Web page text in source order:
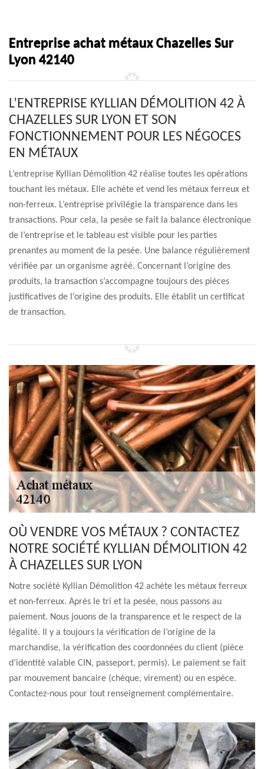
Entreprise achat métaux Chazelles Sur
Lyon 42140
L’ENTREPRISE KYLLIAN DÉMOLITION 42 À
CHAZELLES SUR LYON ET SON
FONCTIONNEMENT POUR LES NÉGOCES
EN MÉTAUX
L’entreprise Kyllian Démolition 42 réalise toutes les opérations
touchant les métaux. Elle achète et vend les métaux ferreux et
non-ferreux. L’entreprise privilégie la transparence dans les
transactions. Pour cela, la pesée se fait la balance électronique
de l’entreprise et le tableau est visible pour les parties
prenantes au moment de la pesée. Une balance régulièrement
vérifiée par un organisme agréé. Concernant l’origine des
produits, la transaction s’accompagne toujours des pièces
justificatives de l’origine des produits. Elle établit un certificat
de transaction.
OÙ VENDRE VOS MÉTAUX ? CONTACTEZ
NOTRE SOCIÉTÉ KYLLIAN DÉMOLITION 42
À CHAZELLES SUR LYON
Notre société Kyllian Démolition 42 achète les métaux ferreux
et non-ferreux. Après le tri et la pesée, nous passons au
paiement. Nous jouons de la transparence et le respect de la
légalité. Il y a toujours la vérification de l’origine de la
marchandise, la vérification des coordonnées du client (pièce
d’identité valable CIN, passeport, permis). Le paiement se fait
par mouvement bancaire (chèque, virement) ou en espèce.
Contactez-nous pour tout renseignement complémentaire.